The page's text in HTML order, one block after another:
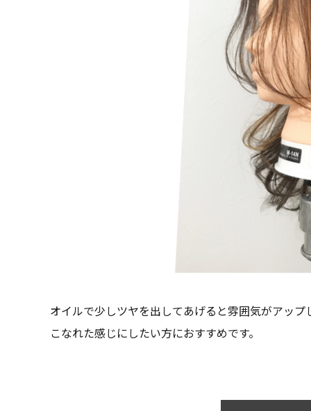
オイルで少しツヤを出してあげると雰囲気がアップ
こなれた感じにしたい方におすすめです。